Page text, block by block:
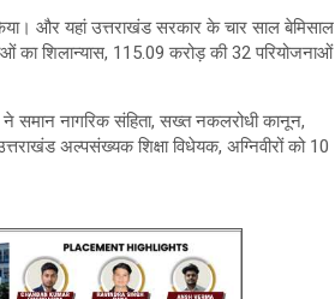
और यहां उत्तराखंड सरकार के चार साल बेमिसाल
का शिलान्यास, 115.09 करोड़ की 32 परियोजनाओं
समान नागरिक संहिता, सख्त नकलरोधी कानून,
अल्पसंख्यक शिक्षा विधेयक, अग्निवीरों को 10